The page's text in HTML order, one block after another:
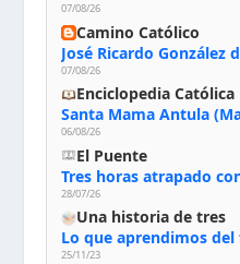
07/08/26
Camino Católico
07/08/26
Enciclopedia Católica
06/08/26
El Puente
Tres horas atrapado
28/07/26
Una historia de tres
Lo que aprendimos
25/11/23